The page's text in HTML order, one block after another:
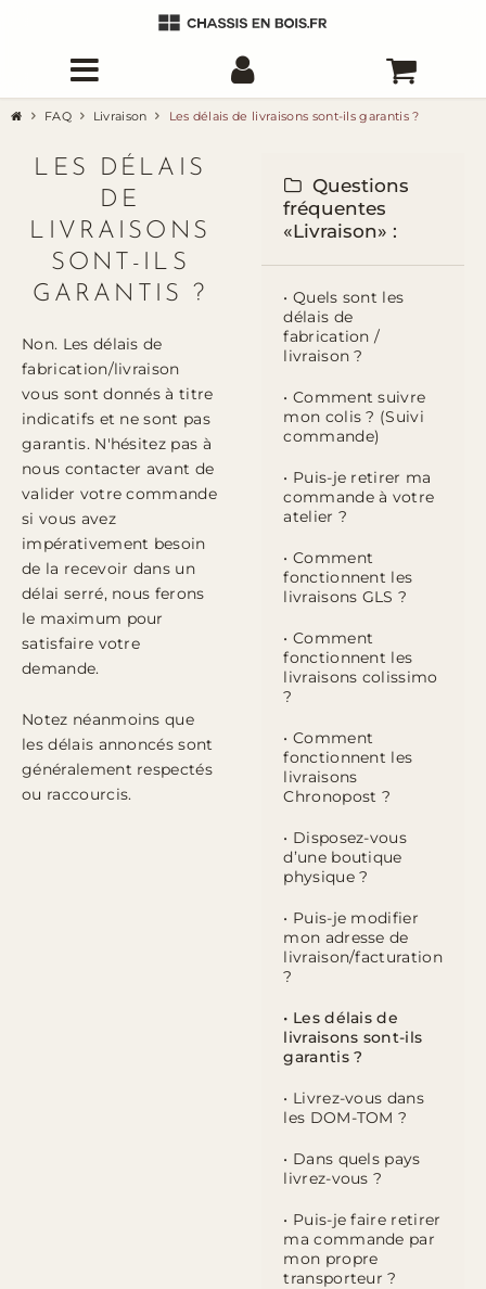
FAQ Livraison Les délais de livraisons sont-ils garantis ?
LES DÉLAIS
DE
LIVRAISONS
SONT-ILS
GARANTIS ?
Non. Les délais de
fabrication/livraison
vous sont donnés à titre
indicatifs et ne sont pas
garantis. N'hésitez pas à
nous contacter avant de
valider votre commande
si vous avez
impérativement besoin
de la recevoir dans un
délai serré, nous ferons
le maximum pour
satisfaire votre
demande.
Notez néanmoins que
les délais annoncés sont
généralement respectés
ou raccourcis.
Questions
fréquentes
«Livraison» :
• Quels sont les
délais de
fabrication /
livraison ?
• Comment suivre
mon colis ? (Suivi
commande)
• Puis-je retirer ma
commande à votre
atelier ?
• Comment
fonctionnent les
livraisons GLS ?
• Comment
fonctionnent les
livraisons colissimo
?
• Comment
fonctionnent les
livraisons
Chronopost ?
• Disposez-vous
d’une boutique
physique ?
• Puis-je modifier
mon adresse de
livraison/facturation
?
• Les délais de
livraisons sont-ils
garantis ?
• Livrez-vous dans
les DOM-TOM ?
• Dans quels pays
livrez-vous ?
• Puis-je faire retirer
ma commande par
mon propre
transporteur ?